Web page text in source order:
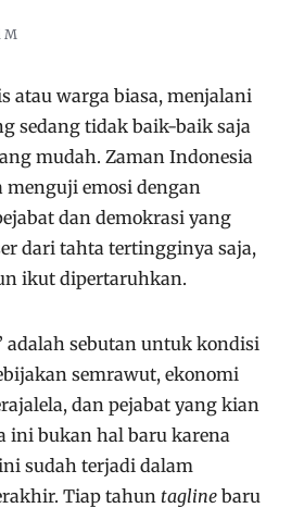
M
atau warga biasa, menjalani
sedang tidak baik-baik saja
mudah. Zaman Indonesia
menguji emosi dengan
dan demokrasi yang
dari tahta tertingginya saja,
ikut dipertaruhkan.
adalah sebutan untuk kondisi
semrawut, ekonomi
dan pejabat yang kian
ini bukan hal baru karena
sudah terjadi dalam
Tiap tahun tagline baru